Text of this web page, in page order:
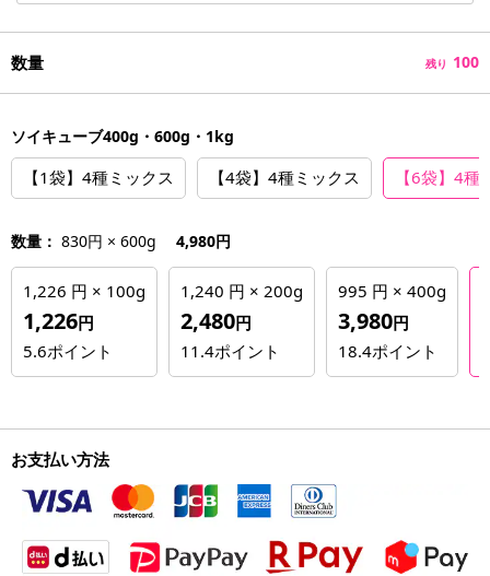
数量 残り 100
ソイキューブ400g・600g・1kg
【1袋】4種ミックス 【4袋】4種ミックス 【6袋】4種
数量： 830円 × 600g 4,980円
1,226 円 × 100g
1,226円
5.6ポイント
1,240 円 × 200g
2,480円
11.4ポイント
995 円 × 400g
3,980円
18.4ポイント
お支払い方法